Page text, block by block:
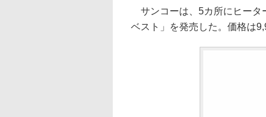
サンコーは、5カ所にヒータ
ベスト」を発売した。価格は